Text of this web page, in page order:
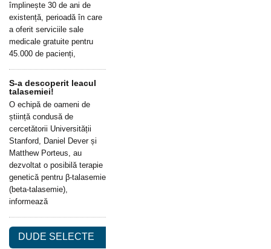
împlinește 30 de ani de
existență, perioadă în care
a oferit serviciile sale
medicale gratuite pentru
45.000 de pacienți,
S-a descoperit leacul
talasemiei!
O echipă de oameni de
știință condusă de
cercetătorii Universității
Stanford, Daniel Dever și
Matthew Porteus, au
dezvoltat o posibilă terapie
genetică pentru β-talasemie
(beta-talasemie),
informează
DUDE SELECTE